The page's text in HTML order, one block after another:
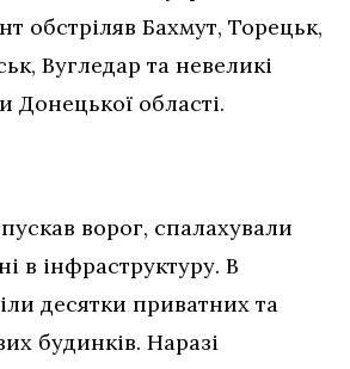
обстріляв Бахмут, Торецьк,
Вугледар та невеликі
Донецької області.
ворог, спалахували
в інфраструктуру. В
десятки приватних та
будинків. Наразі